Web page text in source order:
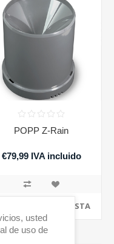
POPP Z-Rain
€79,99 IVA incluido
AGREGAR A LA CESTA
usted
de uso de